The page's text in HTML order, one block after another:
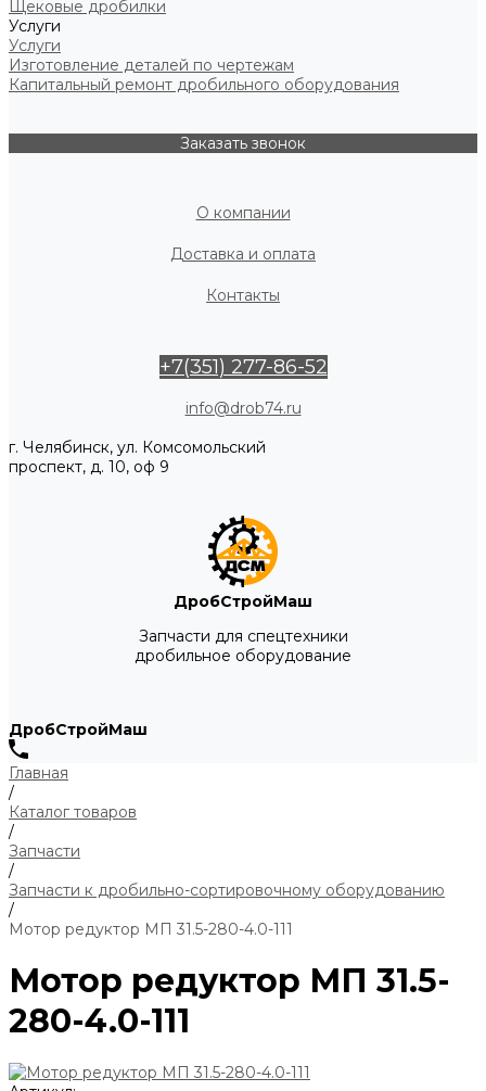
Щековые дробилки
Услуги
Услуги
Изготовление деталей по чертежам
Капитальный ремонт дробильного оборудования
Заказать звонок
О компании
Доставка и оплата
Контакты
+7(351) 277-86-52
info@drob74.ru
г. Челябинск, ул. Комсомольский
проспект, д. 10, оф 9
ДробСтройМаш
Запчасти для спецтехники
дробильное оборудование
ДробСтройМаш
Главная
/
Каталог товаров
/
Запчасти
/
Запчасти к дробильно-сортировочному оборудованию
/
Мотор редуктор МП 31.5-280-4.0-111
Мотор редуктор МП 31.5-
280-4.0-111